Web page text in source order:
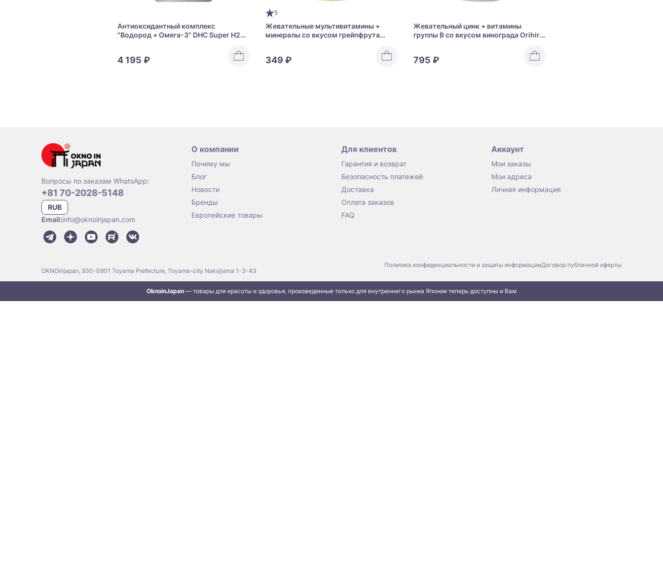
Антиоксидантный комплекс
"Водород + Омега-3" DHC Super H2
4 195 ₽
5
Жевательные мультивитамины +
минералы со вкусом грейпфрута
349 ₽
Жевательный цинк + витамины
группы B со вкусом винограда Orihiro
795 ₽
Вопросы по заказам WhatsApp:
+81 70-2028-5148
RUB
Email:info@oknoinjapan.com
О компании
Почему мы
Блог
Новости
Бренды
Европейские товары
Для клиентов
Гарантия и возврат
Безопасность платежей
Доставка
Оплата заказов
FAQ
Аккаунт
Мои заказы
Мои адреса
Личная информация
OKNOinjapan, 930-0801 Toyama Prefecture, Toyama-city Nakajiama 1-3-43
Политика конфиденциальности и защиты информацииДоговор публичной оферты
OknoinJapan — товары для красоты и здоровья, произведенные только для внутреннего рынка Японии теперь доступны и Вам